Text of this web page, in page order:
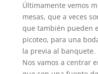
Últimamente vemos
mesas, que a veces
que también pueden
picoteo, para una
la previa al banquete.
Nos vamos a centrar